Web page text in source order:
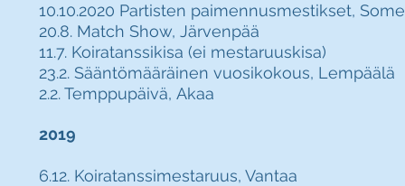
10.10.2020 Partisten paimennusmestikset,
20.8. Match Show, Järvenpää
11.7. Koiratanssikisa (ei mestaruuskisa)
23.2. Sääntömääräinen vuosikokous, Lempäälä
2.2. Temppupäivä, Akaa
2019
6.12. Koiratanssimestaruus, Vantaa